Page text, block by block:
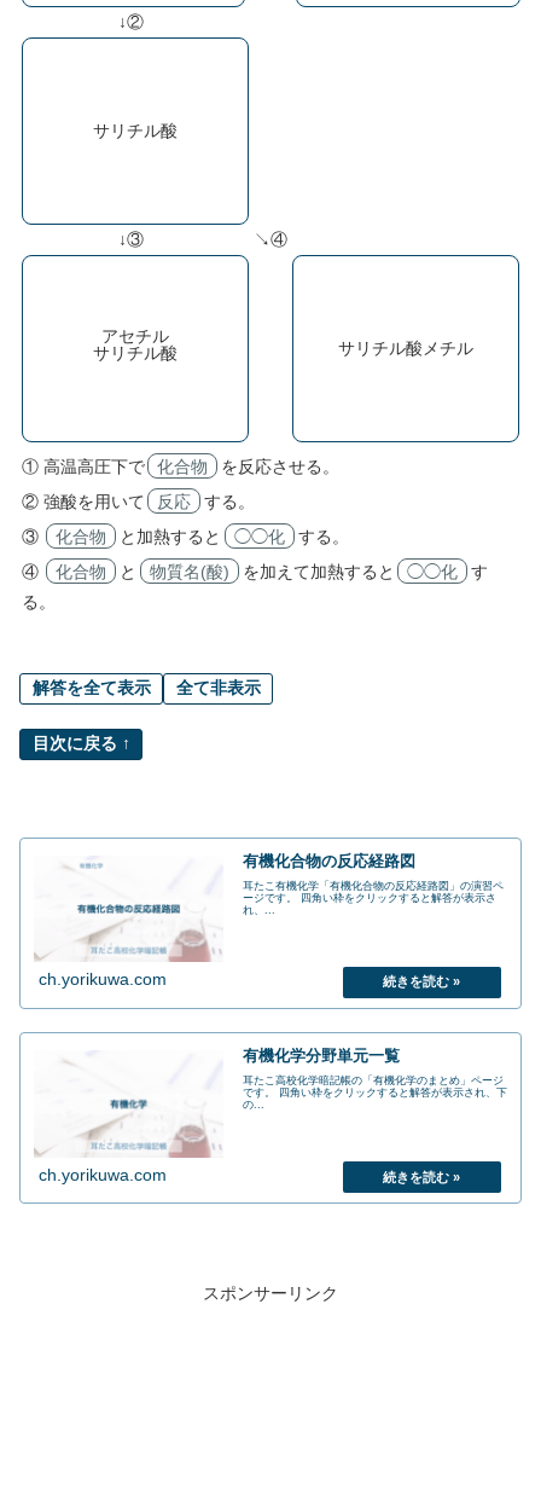
↓②
サリチル酸
↓③ ↘④
アセチル
サリチル酸
サリチル酸メチル
① 高温高圧下で 化合物
を反応させる。
② 強酸を用いて
反応
する。
③
化合物 と加熱すると ◯◯化
する。
④
化合物 と 物質名(酸) を加えて加熱すると ◯◯化
す
る。
解答を全て表示 全て非表示
目次に戻る ↑
有機化合物の反応経路図
耳たこ有機化学「有機化合物の反応経路図」の演習ペ
ージです。 四角い枠をクリックすると解答が表示さ
れ、...
ch.yorikuwa.com
有機化学分野単元一覧
耳たこ高校化学暗記帳の「有機化学のまとめ」ページ
です。 四角い枠をクリックすると解答が表示され、下
の...
ch.yorikuwa.com
スポンサーリンク